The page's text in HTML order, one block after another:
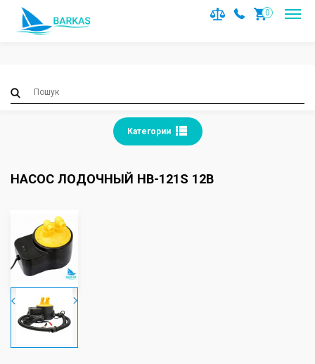
Notice
: Trying to access array offset on value of type null in
/var/www/barkas/data/www/barkas.com.ua/catalog/
on line36
0
Категории
НАСОС ЛОДОЧНЫЙ HB-121S 12В